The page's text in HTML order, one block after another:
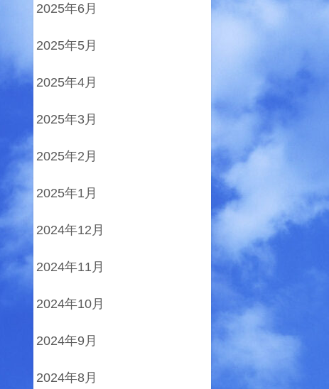
2025年6月
2025年5月
2025年4月
2025年3月
2025年2月
2025年1月
2024年12月
2024年11月
2024年10月
2024年9月
2024年8月